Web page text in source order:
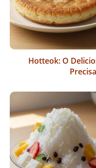
Hotteok: O